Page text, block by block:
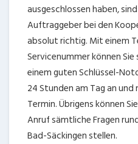
ausgeschlossen haben,
Auftraggeber bei den
absolut richtig. Mit einem
Servicenummer können
einem guten Schlüssel-
24 Stunden am Tag an
Termin. Übrigens können
Anruf sämtliche Fragen
Bad-Säckingen stellen.